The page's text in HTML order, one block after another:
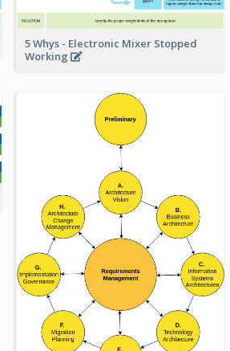
5 Whys - Electronic Mixer Stopped
Working